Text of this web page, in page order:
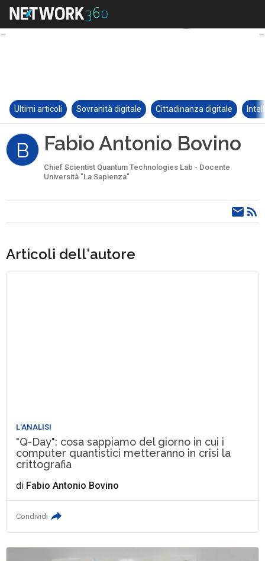
Ultimi articoli Sovranità digitale Cittadinanza digitale
B Fabio Antonio Bovino
Chief Scientist Quantum Technologies Lab - Docente
Università "La Sapienza"
Articoli dell'autore
L'ANALISI
"Q-Day": cosa sappiamo del giorno in cui i
computer quantistici metteranno in crisi la
crittografia
di Fabio Antonio Bovino
Condividi